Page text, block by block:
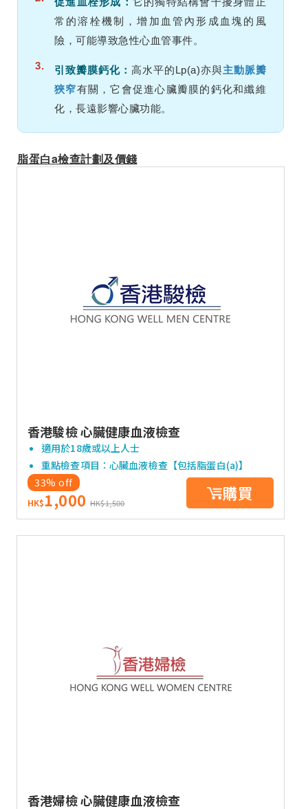
促進血栓形成： 它的獨特結構會干擾身體正
常的溶栓機制，增加血管內形成血塊的風
險，可能導致急性心血管事件。
3. 引致瓣膜鈣化： 高水平的Lp(a)亦與主動脈瓣
狹窄有關，它會促進心臟瓣膜的鈣化和纖維
化，長遠影響心臟功能。
脂蛋白a檢查計劃及價錢
香港駿檢 心臟健康血液檢查
適用於18歲或以上人士
重點檢查項目：心臟血液檢查【包括脂蛋白(a)】
33% off
HK$1,000 HK$1,500 購買
香港婦檢 心臟健康血液檢查